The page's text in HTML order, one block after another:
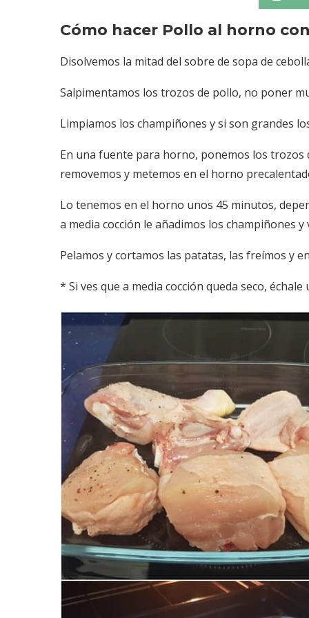
Cómo hacer Pollo al horno
Disolvemos la mitad del sobre de sopa de
Salpimentamos los trozos de pollo, no poner
Limpiamos los champiñones y si son grandes
En una fuente para horno, ponemos los
removemos y metemos en el horno
Lo tenemos en el horno unos 45 minutos,
a media cocción le añadimos los champiñones
Pelamos y cortamos las patatas, las freímos y
* Si ves que a media cocción queda seco,